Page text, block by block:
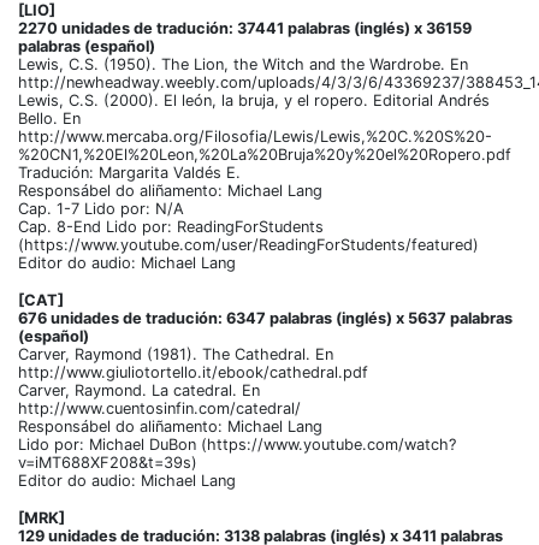
[LIO]
2270 unidades de tradución: 37441 palabras (inglés) x 36159
palabras (español)
Lewis, C.S. (1950). The Lion, the Witch and the Wardrobe. En
http://newheadway.weebly.com/uploads/4/3/3/6/43369237/
Lewis, C.S. (2000). El león, la bruja, y el ropero. Editorial Andrés
Bello. En
http://www.mercaba.org/Filosofia/Lewis/Lewis,%20C.%20S%20-
%20CN1,%20El%20Leon,%20La%20Bruja%20y%20el%20Ropero.pdf
Tradución: Margarita Valdés E.
Responsábel do aliñamento: Michael Lang
Cap. 1-7 Lido por: N/A
Cap. 8-End Lido por: ReadingForStudents
(https://www.youtube.com/user/ReadingForStudents/featured)
Editor do audio: Michael Lang
[CAT]
676 unidades de tradución: 6347 palabras (inglés) x 5637 palabras
(español)
Carver, Raymond (1981). The Cathedral. En
http://www.giuliotortello.it/ebook/cathedral.pdf
Carver, Raymond. La catedral. En
http://www.cuentosinfin.com/catedral/
Responsábel do aliñamento: Michael Lang
Lido por: Michael DuBon (https://www.youtube.com/watch?
v=iMT688XF208&t=39s)
Editor do audio: Michael Lang
[MRK]
129 unidades de tradución: 3138 palabras (inglés) x 3411 palabras